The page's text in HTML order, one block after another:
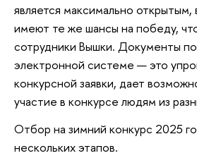
является максимально
имеют те же шансы на победу,
сотрудники Вышки. Документы
электронной системе — это
конкурсной заявки, дает
участие в конкурсе людям из
Отбор на зимний конкурс 2025
нескольких этапов.